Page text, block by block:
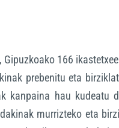
166
prebenitu eta
kanpaina hau kudeatu
murrizteko eta